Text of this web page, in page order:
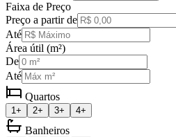
Faixa de Preço
Preço a partir de
Até
Área útil (m²)
De
Até
Quartos
1+ 2+ 3+ 4+
Banheiros